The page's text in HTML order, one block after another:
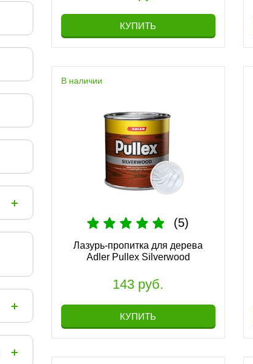
444 руб.
Террасное масло Adler Pullex
КУПИТЬ
В наличии
(5)
Лазурь-пропитка для дерева
Adler Pullex Silverwood
143 руб.
КУПИТЬ